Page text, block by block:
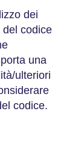
dei
del codice
una
ulteriori
codice.